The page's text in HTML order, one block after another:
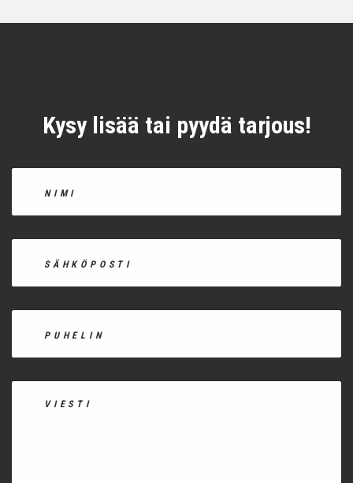
Kysy lisää tai pyydä tarjous!